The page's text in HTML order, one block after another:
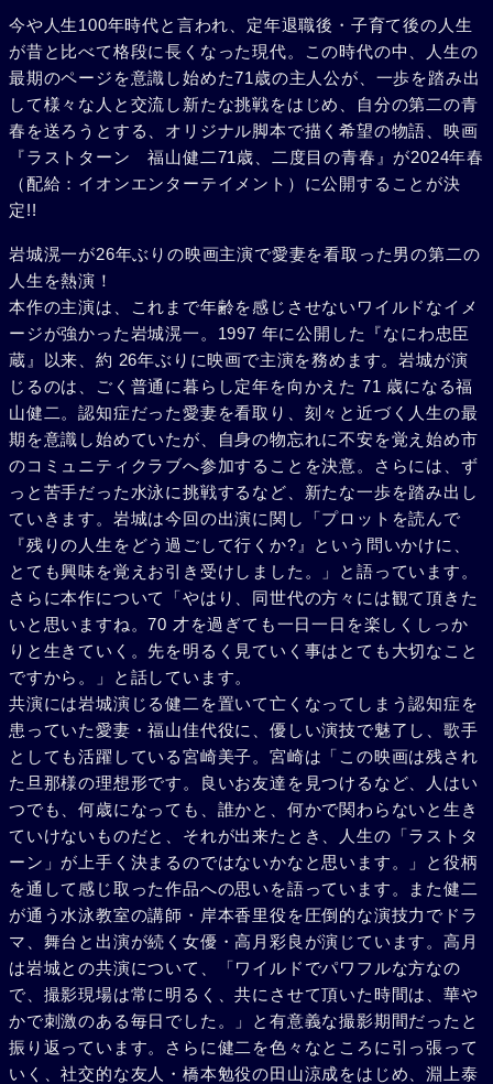
今や人生100年時代と言われ、定年退職後・子育て後の人生
が昔と比べて格段に長くなった現代。この時代の中、人生の
最期のページを意識し始めた71歳の主人公が、一歩を踏み出
して様々な人と交流し新たな挑戦をはじめ、自分の第二の青
春を送ろうとする、オリジナル脚本で描く希望の物語、映画
『ラストターン 福山健二71歳、二度目の青春』が2024年春
（配給：イオンエンターテイメント）に公開することが決
定!!
岩城滉一が26年ぶりの映画主演で愛妻を看取った男の第二の
人生を熱演！
本作の主演は、これまで年齢を感じさせないワイルドなイメ
ージが強かった岩城滉一。1997 年に公開した『なにわ忠臣
蔵』以来、約 26年ぶりに映画で主演を務めます。岩城が演
じるのは、ごく普通に暮らし定年を向かえた 71 歳になる福
山健二。認知症だった愛妻を看取り、刻々と近づく人生の最
期を意識し始めていたが、自身の物忘れに不安を覚え始め市
のコミュニティクラブへ参加することを決意。さらには、ず
っと苦手だった水泳に挑戦するなど、新たな一歩を踏み出し
ていきます。岩城は今回の出演に関し「プロットを読んで
『残りの人生をどう過ごして行くか?』という問いかけに、
とても興味を覚えお引き受けしました。」と語っています。
さらに本作について「やはり、同世代の方々には観て頂きた
いと思いますね。70 才を過ぎても一日一日を楽しくしっか
りと生きていく。先を明るく見ていく事はとても大切なこと
ですから。」と話しています。
共演には岩城演じる健二を置いて亡くなってしまう認知症を
患っていた愛妻・福山佳代役に、優しい演技で魅了し、歌手
としても活躍している宮崎美子。宮崎は「この映画は残され
た旦那様の理想形です。良いお友達を見つけるなど、人はい
つでも、何歳になっても、誰かと、何かで関わらないと生き
ていけないものだと、それが出来たとき、人生の「ラストタ
ーン」が上手く決まるのではないかなと思います。」と役柄
を通して感じ取った作品への思いを語っています。また健二
が通う水泳教室の講師・岸本香里役を圧倒的な演技力でドラ
マ、舞台と出演が続く女優・高月彩良が演じています。高月
は岩城との共演について、「ワイルドでパワフルな方なの
で、撮影現場は常に明るく、共にさせて頂いた時間は、華や
かで刺激のある毎日でした。」と有意義な撮影期間だったと
振り返っています。さらに健二を色々なところに引っ張って
いく、社交的な友人・橋本勉役の田山涼成をはじめ、淵上泰